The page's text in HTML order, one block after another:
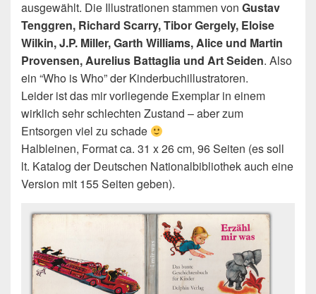
ausgewählt. Die Illustrationen stammen von Gustav
Tenggren, Richard Scarry, Tibor Gergely, Eloise
Wilkin, J.P. Miller, Garth Williams, Alice und Martin
Provensen, Aurelius Battaglia und Art Seiden. Also
ein “Who is Who” der Kinderbuchillustratoren.
Leider ist das mir vorliegende Exemplar in einem
wirklich sehr schlechten Zustand – aber zum
Entsorgen viel zu schade
Halbleinen, Format ca. 31 x 26 cm, 96 Seiten (es soll
lt. Katalog der Deutschen Nationalbibliothek auch eine
Version mit 155 Seiten geben).